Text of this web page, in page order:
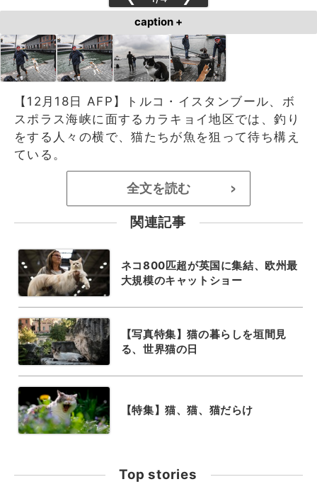
caption +
【12月18日 AFP】トルコ・イスタンブール、ボ
スポラス海峡に面するカラキョイ地区では、釣り
をする人々の横で、猫たちが魚を狙って待ち構え
ている。
全文を読む >
関連記事
ネコ800匹超が英国に集結、欧州最
大規模のキャットショー
【写真特集】猫の暮らしを垣間見
る、世界猫の日
【特集】猫、猫、猫だらけ
Top stories